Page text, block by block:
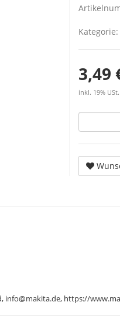
Kategorie:
3,49
inkl. 19%
info@makita.de, https://